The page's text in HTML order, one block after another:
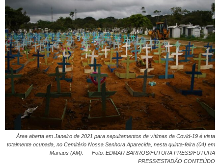
Área aberta em Janeiro de 2021 para sepultamentos de vítimas da Covid-19 é vista
totalmente ocupada, no Cemitério Nossa Senhora Aparecida, nesta quinta-feira (04) em
Manaus (AM). — Foto: EDMAR BARROS/FUTURA PRESS/FUTURA
PRESS/ESTADÃO CONTEÚDO